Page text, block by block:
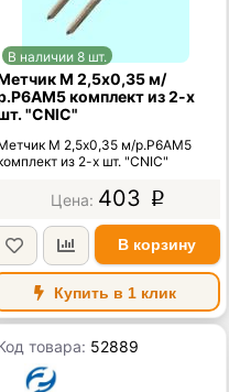
В наличии 8 шт.
М 2,5х0,35 м/
комплект из 2-х
"CNIC"
М 2,5х0,35 м/р.Р6АМ5
из 2-х шт. "CNIC"
403 p
В корзину
Купить в 1 клик
товара: 52889